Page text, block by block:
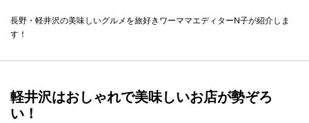
長野・軽井沢の美味しいグルメを旅好きワーママエディターN子が紹介しま
す！
軽井沢はおしゃれで美味しいお店が勢ぞろ
い！